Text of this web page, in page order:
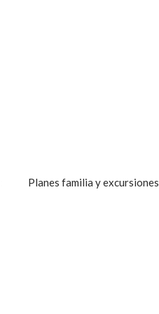
Planes familia y excursiones